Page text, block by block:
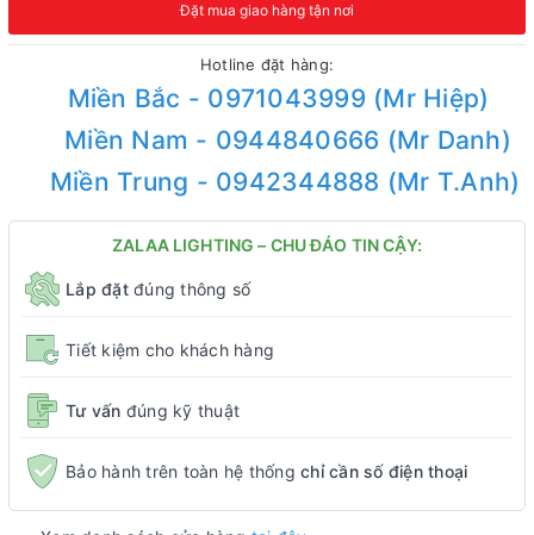
Đặt mua giao hàng tận nơi
Hotline đặt hàng:
Miền Bắc - 0971043999 (Mr Hiệp)
Miền Nam - 0944840666 (Mr Danh)
Miền Trung - 0942344888 (Mr T.Anh)
ZALAA LIGHTING – CHU ĐÁO TIN CẬY:
Lắp đặtđúng thông số
Tiết kiệm cho khách hàng
Tư vấn đúng kỹ thuật
Bảo hành trên toàn hệ thống chỉ cần số điện thoại